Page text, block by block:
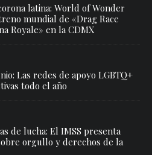
latina: World of Wonder
mundial de «Drag Race
Royale» en la CDMX
Las redes de apoyo LGBTQ+
todo el año
de lucha: El IMSS presenta
orgullo y derechos de la